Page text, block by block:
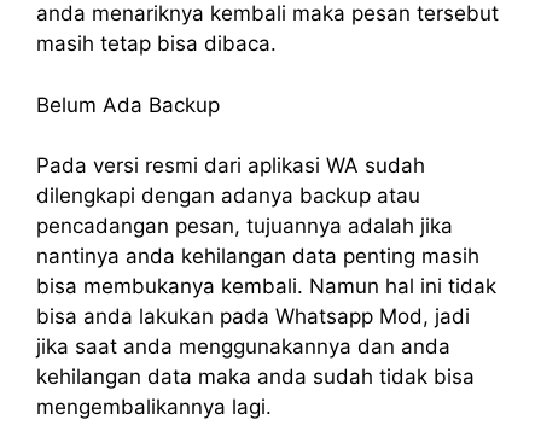
anda menariknya kembali maka pesan tersebut
masih tetap bisa dibaca.
Belum Ada Backup
Pada versi resmi dari aplikasi WA sudah
dilengkapi dengan adanya backup atau
pencadangan pesan, tujuannya adalah jika
nantinya anda kehilangan data penting masih
bisa membukanya kembali. Namun hal ini tidak
bisa anda lakukan pada Whatsapp Mod, jadi
jika saat anda menggunakannya dan anda
kehilangan data maka anda sudah tidak bisa
mengembalikannya lagi.